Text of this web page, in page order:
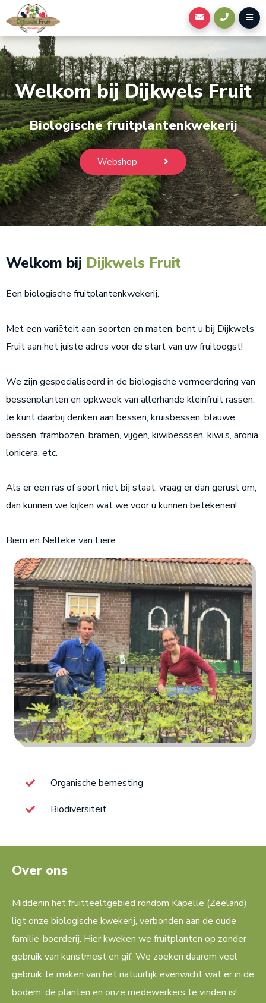
Welkom bij Dijkwels Fruit
Biologische fruitplantenkwekerij
Webshop
Welkom bij Dijkwels Fruit
Een biologische fruitplantenkwekerij.
Met een variëteit aan soorten en maten, bent u bij Dijkwels
Fruit aan het juiste adres voor de start van uw fruitoogst!
We zijn gespecialiseerd in de biologische vermeerdering van
bessenplanten en opkweek van allerhande kleinfruit rassen.
Je kunt daarbij denken aan bessen, kruisbessen, blauwe
bessen, frambozen, bramen, vijgen, kiwibesssen, kiwi’s, aronia,
lonicera, etc.
Als er een ras of soort niet bij staat, vraag er dan gerust om,
dan kunnen we kijken wat we voor u kunnen betekenen!
Biem en Nelleke van Liere
Organische bemesting
Biodiversiteit
Over ons
Middenin het fruitteeltgebied rondom Kapelle (Zeeland)
ligt onze biologische kwekerij, verbonden aan de oude
familie-boerderij. Hier kweken we fruitplanten op zonder
gebruik van kunstmest en gif. We zoeken daarom veel
gebruik te maken van het natuurlijk evenwicht wat er in de
bodem, de planten en onze medewerkers te vinden is!